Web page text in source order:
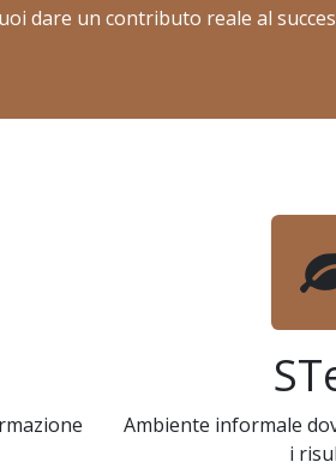
dare un contributo reale al
Ambiente informale
i